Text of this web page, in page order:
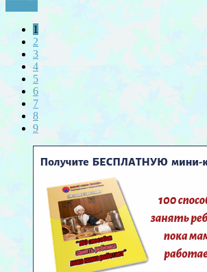
1
2
3
4
5
6
7
8
9